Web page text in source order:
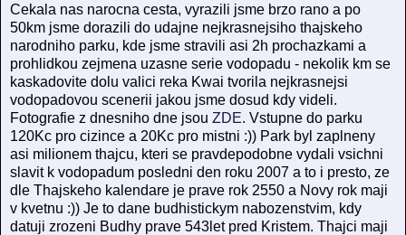
Cekala nas narocna cesta, vyrazili jsme brzo rano a po
50km jsme dorazili do udajne nejkrasnejsiho thajskeho
narodniho parku, kde jsme stravili asi 2h prochazkami a
prohlidkou zejmena uzasne serie vodopadu - nekolik km se
kaskadovite dolu valici reka Kwai tvorila nejkrasnejsi
vodopadovou scenerii jakou jsme dosud kdy videli.
Fotografie z dnesniho dne jsou ZDE. Vstupne do parku
120Kc pro cizince a 20Kc pro mistni :)) Park byl zaplneny
asi milionem thajcu, kteri se pravdepodobne vydali vsichni
slavit k vodopadum posledni den roku 2007 a to i presto, ze
dle Thajskeho kalendare je prave rok 2550 a Novy rok maji
v kvetnu :)) Je to dane budhistickym nabozenstvim, kdy
datuji zrozeni Budhy prave 543let pred Kristem. Thajci maji